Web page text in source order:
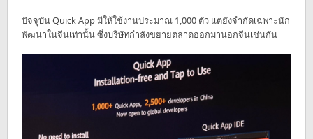
ปัจจุบัน Quick App มีให้ใช้งานประมาณ 1,000 ตัว แต่ยังจำกัดเฉพาะนัก
พัฒนาในจีนเท่านั้น ซึ่งบริษัทกำลังขยายตลาดออกมานอกจีนเช่นกัน